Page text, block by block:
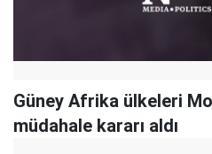
Güney Afrika ülkeleri
müdahale kararı aldı